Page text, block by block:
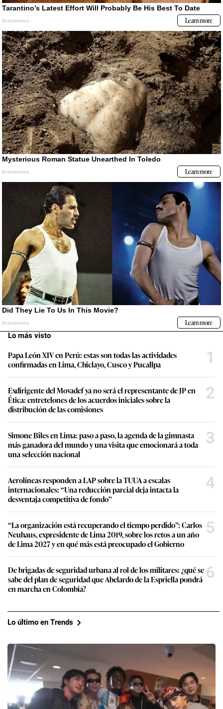
Lo más visto
Papa León XIV en Perú: estas son todas las actividades
confirmadas en Lima, Chiclayo, Cusco y Pucallpa
1
Exdirigente del Movadef ya no será el representante de JP en
Ética: entretelones de los acuerdos iniciales sobre la
distribución de las comisiones
2
Simone Biles en Lima: paso a paso, la agenda de la gimnasta
más ganadora del mundo y una visita que emocionará a toda
una selección nacional
3
Aerolíneas responden a LAP sobre la TUUA a escalas
internacionales: “Una reducción parcial deja intacta la
desventaja competitiva de fondo”
4
“La organización está recuperando el tiempo perdido”: Carlos
Neuhaus, expresidente de Lima 2019, sobre los retos a un año
de Lima 2027 y en qué más está preocupado el Gobierno
5
De brigadas de seguridad urbana al rol de los militares: ¿qué se
sabe del plan de seguridad que Abelardo de la Espriella pondrá
en marcha en Colombia?
6
Lo último en Trends